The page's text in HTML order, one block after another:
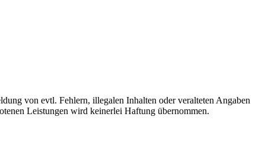
von evtl. Fehlern, illegalen Inhalten oder veralteten Angaben
Leistungen wird keinerlei Haftung übernommen.